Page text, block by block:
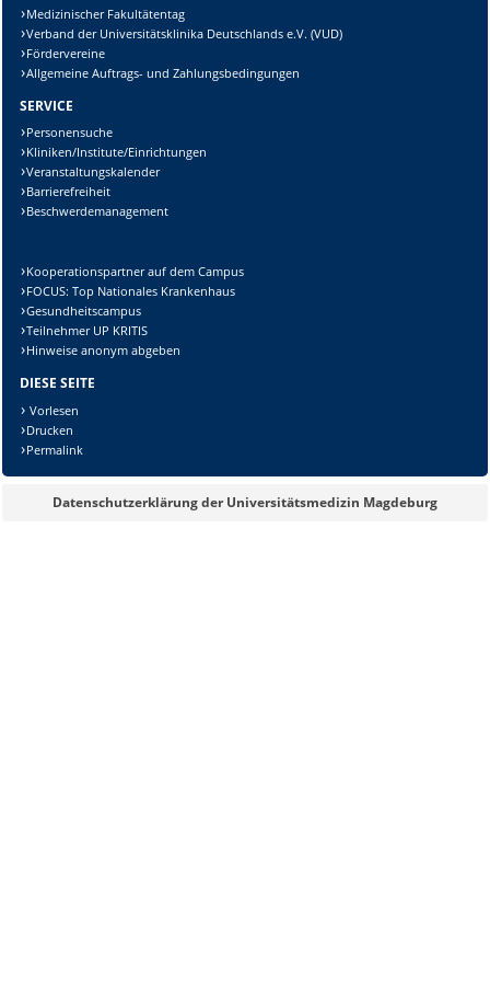
Medizinischer Fakultätentag
Verband der Universitätsklinika Deutschlands e.V. (VUD)
Fördervereine
Allgemeine Auftrags- und Zahlungsbedingungen
SERVICE
Personensuche
Kliniken/Institute/Einrichtungen
Veranstaltungskalender
Barrierefreiheit
Beschwerdemanagement
Kooperationspartner auf dem Campus
FOCUS: Top Nationales Krankenhaus
Gesundheitscampus
Teilnehmer UP KRITIS
Hinweise anonym abgeben
DIESE SEITE
Vorlesen
Drucken
Permalink
Datenschutzerklärung der Universitätsmedizin Magdeburg